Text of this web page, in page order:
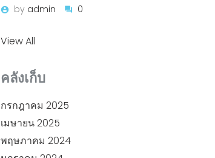
by admin 0
View All
คลังเก็บ
กรกฎาคม 2025
เมษายน 2025
พฤษภาคม 2024